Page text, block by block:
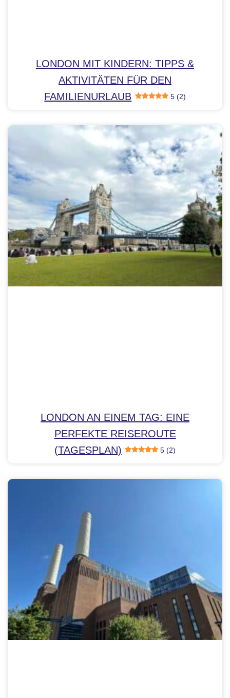
LONDON MIT KINDERN: TIPPS &
AKTIVITÄTEN FÜR DEN
FAMILIENURLAUB
5 (2)
LONDON AN EINEM TAG: EINE
PERFEKTE REISEROUTE
(TAGESPLAN)
5 (2)